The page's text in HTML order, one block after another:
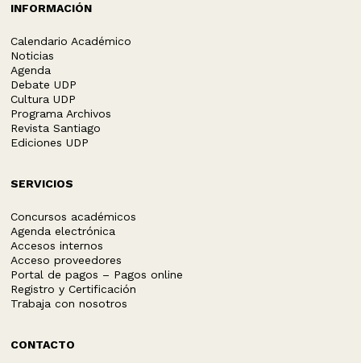
INFORMACIÓN
Calendario Académico
Noticias
Agenda
Debate UDP
Cultura UDP
Programa Archivos
Revista Santiago
Ediciones UDP
SERVICIOS
Concursos académicos
Agenda electrónica
Accesos internos
Acceso proveedores
Portal de pagos – Pagos online
Registro y Certificación
Trabaja con nosotros
CONTACTO